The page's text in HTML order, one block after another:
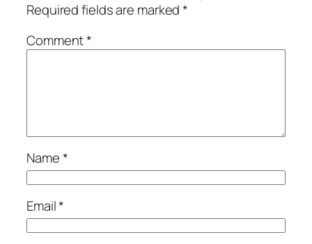
Required fields are marked*
Comment*
Name*
Email*